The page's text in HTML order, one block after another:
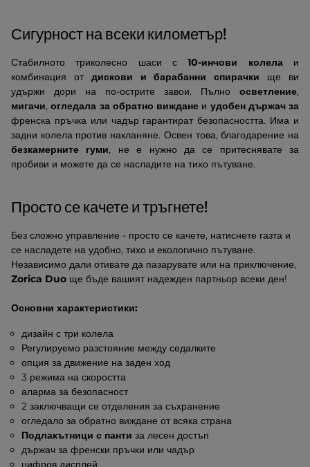
Сигурност на всеки километър!
Стабилното триколесно шаси с 10-инчови колелаи
комбинация от дискови и барабанни спирачки ще ви
удържи дори на по-острите завои. Пълно осветление,
мигачи,огледала за обратно виждане и удобен държач за
френска пръчка или чадър гарантират безопасността. Има и
задни колела против накланяне. Освен това, благодарение на
безкамерните гуми, не е нужно да се притеснявате за
пробиви и можете да се насладите на тихо пътуване.
Просто се качете и тръгнете!
Без сложно управление - просто се качете, натиснете газта и
се насладете на удобно, тихо и екологично пътуване.
Независимо дали отивате да пазарувате или на приключение,
Zorica Duo ще бъде вашият надежден партньор всеки ден!
Основни характеристики:
дизайн с три колела
Регулируемо разстояние между седалките
опция за движение на заден ход
3 режима на скоростта
аларма за безопасност
2 заключващи се отделения за съхранение
огледало за обратно виждане от всяка страна
Подлакътници с панти за лесен достъп
държач за френски пръчки или чадър
цифров дисплей